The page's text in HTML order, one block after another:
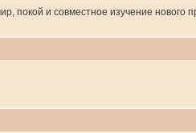
покой и совместное изучение нового